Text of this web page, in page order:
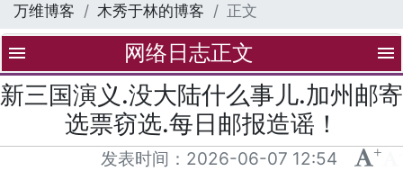
万维博客 木秀于林的博客 正文
menu 网络日志正文 menu
新三国演义.没大陆什么事儿.加州邮寄
选票窃选.每日邮报造谣！
发表时间： 2026-06-07 12:54 +